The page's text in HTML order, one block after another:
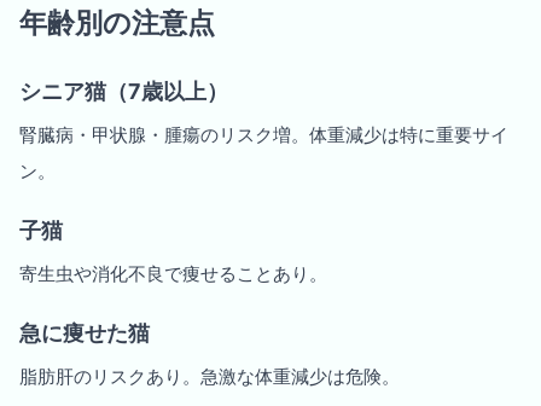
年齢別の注意点
シニア猫（7歳以上）
腎臓病・甲状腺・腫瘍のリスク増。体重減少は特に重要サイ
ン。
子猫
寄生虫や消化不良で痩せることあり。
急に痩せた猫
脂肪肝のリスクあり。急激な体重減少は危険。